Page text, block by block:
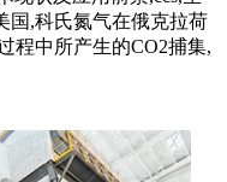
国,科氏氮气在俄克拉荷
程中所产生的CO2捕集,